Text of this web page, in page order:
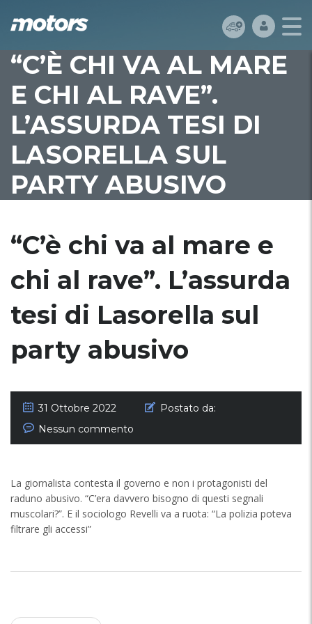
“C’È CHI VA AL MARE
E CHI AL RAVE”.
L’ASSURDA TESI DI
LASORELLA SUL
PARTY ABUSIVO
“C’è chi va al mare e
chi al rave”. L’assurda
tesi di Lasorella sul
party abusivo
31 Ottobre 2022
Postato da:
Nessun commento
La giornalista contesta il governo e non i protagonisti del
raduno abusivo. “C’era davvero bisogno di questi segnali
muscolari?”. E il sociologo Revelli va a ruota: “La polizia poteva
filtrare gli accessi”